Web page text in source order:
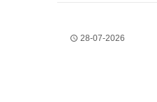
28-07-2026